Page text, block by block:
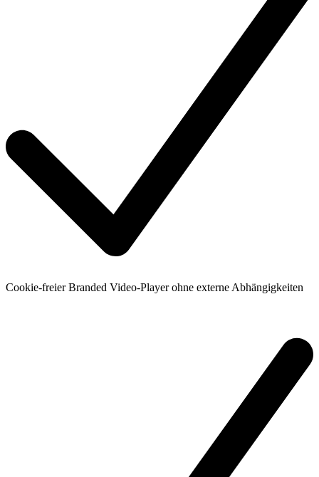
Cookie-freier Branded Video-Player ohne externe Abhängigkeiten